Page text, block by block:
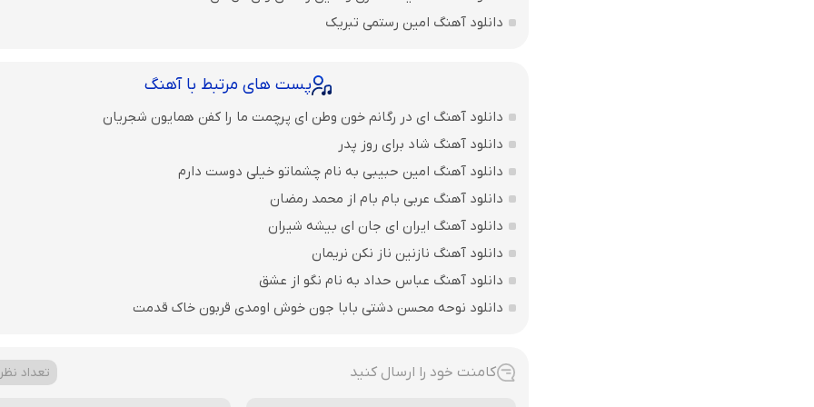
دانلود آهنگ امین رستمی تبریک
پست های مرتبط با آهنگ
دانلود آهنگ ای در رگانم خون وطن ای پرچمت ما را کفن همایون شجریان
دانلود آهنگ شاد برای روز پدر
دانلود آهنگ امین حبیبی به نام چشماتو خیلی دوست دارم
دانلود آهنگ عربی بام بام از محمد رمضان
دانلود آهنگ ایران ای جان ای بیشه شیران
دانلود آهنگ نازنین ناز نکن نریمان
دانلود آهنگ عباس حداد به نام نگو از عشق
دانلود نوحه محسن دشتی بابا جون خوش اومدی قربون خاک قدمت
کامنت خود را ارسال کنید تعداد